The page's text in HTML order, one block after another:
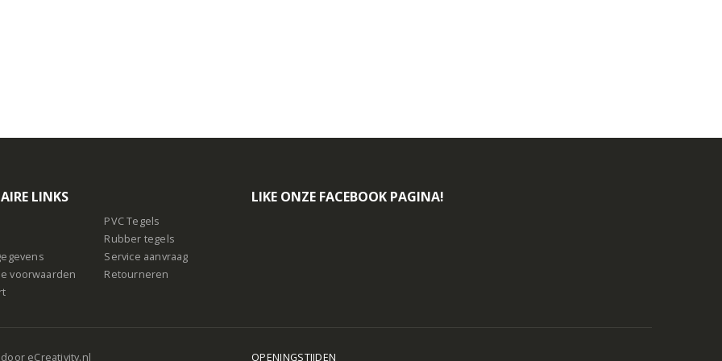
LINKS
voorwaarden
PVC Tegels
Rubber tegels
Service aanvraag
Retourneren
LIKE ONZE FACEBOOK PAGINA!
eCreativity.nl OPENINGSTIJDEN